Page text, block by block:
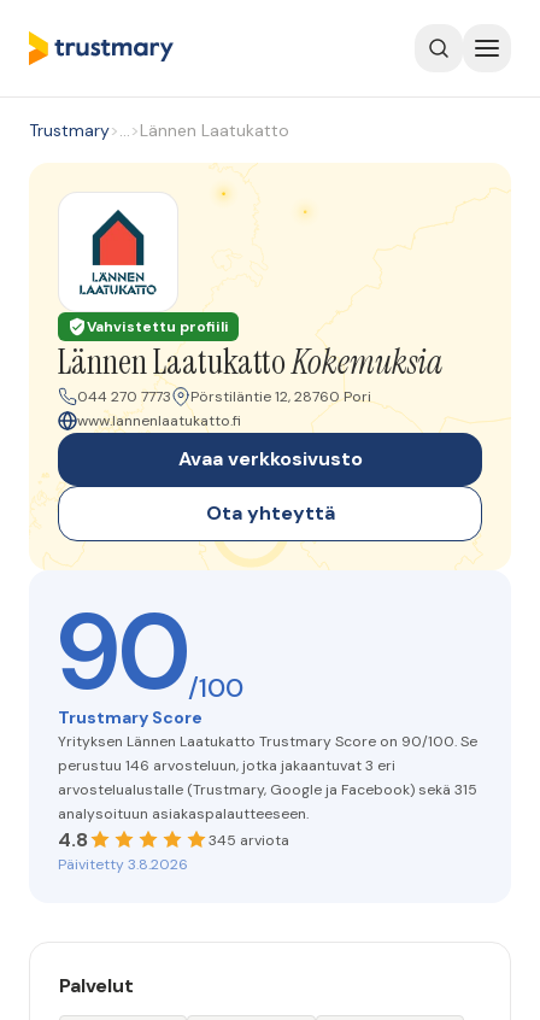
Trustmary>…>Lännen Laatukatto
Vahvistettu profiili
Lännen LaatukattoKokemuksia
044 270 7773
Pörstiläntie 12, 28760 Pori
www.lannenlaatukatto.fi
Avaa verkkosivusto
Ota yhteyttä
90/100
Trustmary Score
Yrityksen Lännen Laatukatto Trustmary Score on 90/100. Se
perustuu 146 arvosteluun, jotka jakaantuvat 3 eri
arvostelualustalle (Trustmary, Google ja Facebook) sekä 315
analysoituun asiakaspalautteeseen.
4.8
345 arviota
Päivitetty 3.8.2026
Palvelut